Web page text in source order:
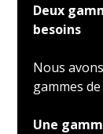
Deux
besoins
Nous
gammes
Une